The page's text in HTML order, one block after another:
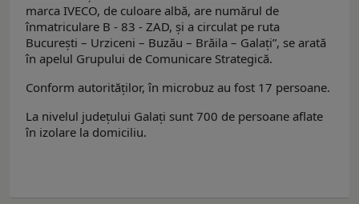
marca IVECO, de culoare albă, are numărul de
înmatriculare B - 83 - ZAD, și a circulat pe ruta
București – Urziceni – Buzău – Brăila – Galați”, se arată
în apelul Grupului de Comunicare Strategică.
Conform autorităților, în microbuz au fost 17 persoane.
La nivelul județului Galați sunt 700 de persoane aflate
în izolare la domiciliu.